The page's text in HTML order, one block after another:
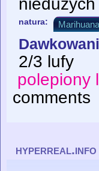
natura: Marihuana
2/3 lufy
polepiony
comments
hyperreal.info